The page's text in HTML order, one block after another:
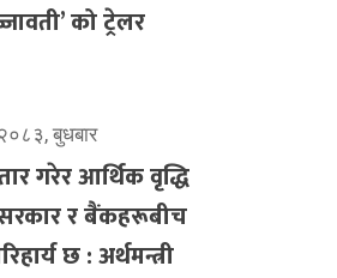
को ट्रेलर
बुधबार
गरेर आर्थिक वृद्धि
र बैंकहरूबीच
छ : अर्थमन्त्री